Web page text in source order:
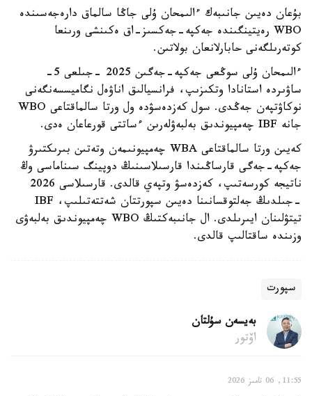
بۇعان دەيىن جانىبەك ءالىمحان ۇلى جاڭا سالماق دارەجەسىندە
WBO رەيتينگىندە جەكپە-جەكسىز-اق ەكىنشى ورىنعا
كوتەرىلگەنى حابارلانعان بولاتىن.
ءالىمحان ۇلى سوڭعى جەكپە-جەگىن 2025 -جىلعى 5-
ساۋىردە استانادا وتكىزىپ، فرانسيالىق اناۋەل نگاميسسەنگەنى
نوكاۋتپەن جەڭدى. سول كەزدەسۋدە ول ورتا سالماقتاعى WBO
جانە IBF چەمپيوندىق بەلبەۋلەرىن ءساتتى قورعاعان ەدى.
كەيىن ورتا سالماقتاعى WBA چەمپيونىمەن وتەتىن بىرىكتىرۋ
جەكپە-جەگى قارساڭىندا قارسىلاسىنىڭ دوپينگ سىناماسى وڭ
ناتيجە كورسەتىپ، كەزدەسۋ وتپەي قالدى. قارسىلاسى 2026
-جىلدىڭ جەلتوقسانىنا دەيىن سپورتتان شەتتەتىلىپ، IBF
تيتۋلىنان ايىرىلدى. ال جانىبەكتىڭ WBO چەمپيوندىق بەلبەۋى
وزىندە ساقتالىپ قالدى.
سپورت
بەيسەن سۇلتان
اۆتور
11:55, 06 تامىز 2026